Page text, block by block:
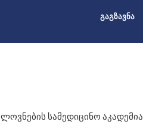
სამედიცინო აკადემია